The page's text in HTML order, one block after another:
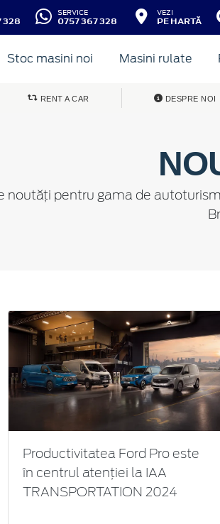
328
SERVICE
0757 367 328
VEZI
PE HARTĂ
Stoc masini noi Masini rulate
RENT A CAR DESPRE NOI
noutăți pentru gama de
Productivitatea Ford Pro este
în centrul atenției la IAA
TRANSPORTATION 2024